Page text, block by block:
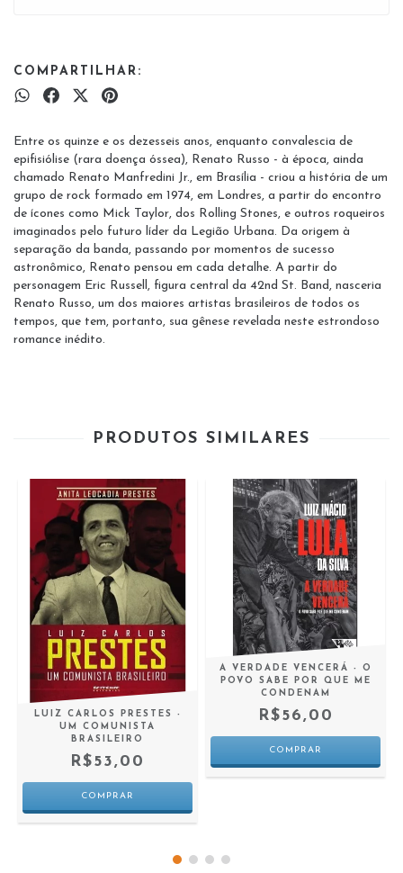
COMPARTILHAR:
Entre os quinze e os dezesseis anos, enquanto convalescia de
epifisiólise (rara doença óssea), Renato Russo - à época, ainda
chamado Renato Manfredini Jr., em Brasília - criou a história de um
grupo de rock formado em 1974, em Londres, a partir do encontro
de ícones como Mick Taylor, dos Rolling Stones, e outros roqueiros
imaginados pelo futuro líder da Legião Urbana. Da origem à
separação da banda, passando por momentos de sucesso
astronômico, Renato pensou em cada detalhe. A partir do
personagem Eric Russell, figura central da 42nd St. Band, nasceria
Renato Russo, um dos maiores artistas brasileiros de todos os
tempos, que tem, portanto, sua gênese revelada neste estrondoso
romance inédito.
PRODUTOS SIMILARES
LUIZ CARLOS PRESTES -
UM COMUNISTA
BRASILEIRO
R$53,00
A VERDADE VENCERÁ - O
POVO SABE POR QUE ME
CONDENAM
R$56,00